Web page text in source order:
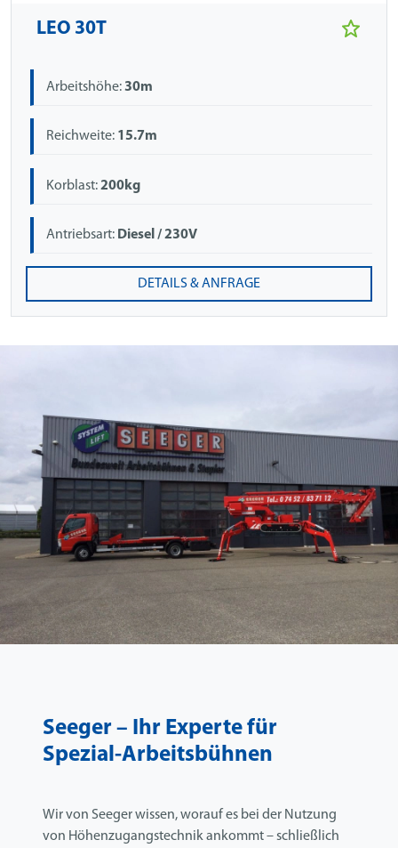
LEO 30T
Arbeitshöhe:30m
Reichweite: 15.7m
Korblast:200kg
Antriebsart: Diesel / 230V
DETAILS & ANFRAGE
Seeger – Ihr Experte für
Spezial-Arbeitsbühnen
Wir von Seeger wissen, worauf es bei der Nutzung
von Höhenzugangstechnik ankommt – schließlich